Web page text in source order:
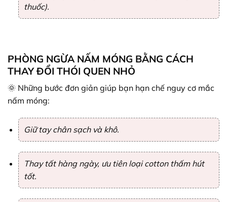
thuốc).
PHÒNG NGỪA NẤM MÓNG BẰNG CÁCH
THAY ĐỔI THÓI QUEN NHỎ
🌞 Những bước đơn giản giúp bạn hạn chế nguy cơ mắc
nấm móng:
Giữ tay chân sạch và khô.
Thay tất hàng ngày, ưu tiên loại cotton thấm hút
tốt.